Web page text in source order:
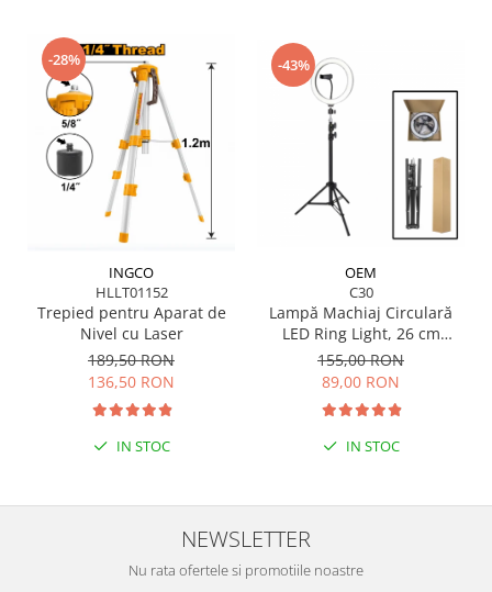
-28%
INGCO
HLLT01152
Trepied pentru Aparat de
Nivel cu Laser
189,50 RON
136,50 RON
IN STOC
-43%
OEM
C30
Lampă Machiaj Circulară
LED Ring Light, 26 cm
(trepied 2m inclus)
155,00 RON
89,00 RON
IN STOC
NEWSLETTER
Nu rata ofertele si promotiile noastre